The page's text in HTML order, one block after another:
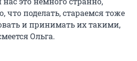
что поделать, стараемся тоже
и принимать их такими,
Ольга.